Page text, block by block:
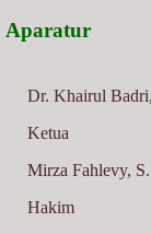
Aparatur
Dr. Khairul
Ketua
Mirza Fahlevy,
Hakim